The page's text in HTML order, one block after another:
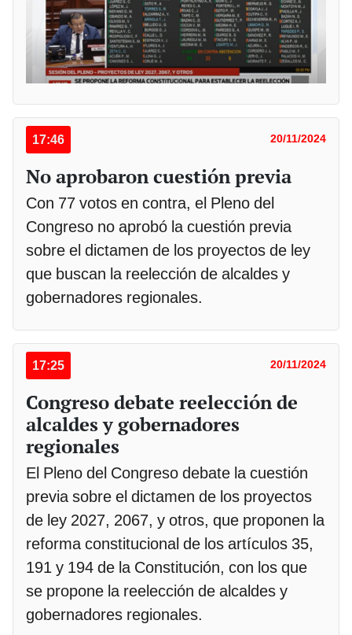
17:46 20/11/2024
No aprobaron cuestión previa
Con 77 votos en contra, el Pleno del
Congreso no aprobó la cuestión previa
sobre el dictamen de los proyectos de ley
que buscan la reelección de alcaldes y
gobernadores regionales.
17:25 20/11/2024
Congreso debate reelección de
alcaldes y gobernadores
regionales
El Pleno del Congreso debate la cuestión
previa sobre el dictamen de los proyectos
de ley 2027, 2067, y otros, que proponen la
reforma constitucional de los artículos 35,
191 y 194 de la Constitución, con los que
se propone la reelección de alcaldes y
gobernadores regionales.